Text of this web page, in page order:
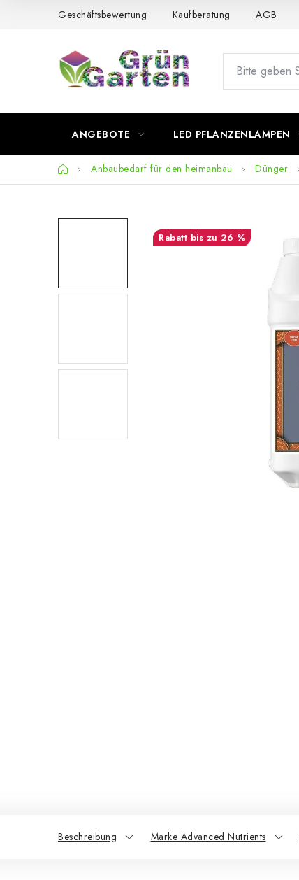
Geschäftsbewertung Kaufberatung AGB
ANGEBOTE LED PFLANZENLAMPEN
StartseiteAnbaubedarf für den heimanbau Dünger
bis zu 26 %
Beschreibung Marke Advanced Nutrients